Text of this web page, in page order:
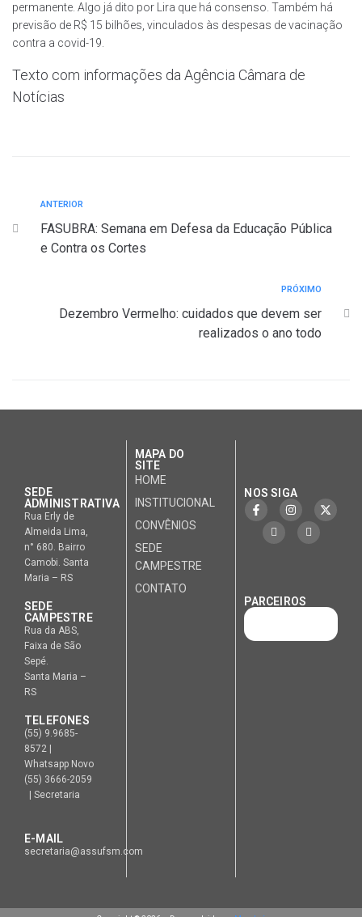
permanente. Algo já dito por Lira que há consenso. Também há
previsão de R$ 15 bilhões, vinculados às despesas de vacinação
contra a covid-19.
Texto com informações da Agência Câmara de
Notícias
ANTERIOR
FASUBRA: Semana em Defesa da Educação Pública
e Contra os Cortes
PRÓXIMO
Dezembro Vermelho: cuidados que devem ser
realizados o ano todo
SEDE
ADMINISTRATIVA
Rua Erly de
Almeida Lima,
n° 680. Bairro
Camobi. Santa
Maria – RS
SEDE
CAMPESTRE
Rua da ABS,
Faixa de São
Sepé.
Santa Maria –
RS
TELEFONES
(55) 9.9685-
8572 |
Whatsapp Novo
(55) 3666-2059
| Secretaria
E-MAIL
secretaria@assufsm.com
MAPA DO
SITE
HOME
INSTITUCIONAL
CONVÊNIOS
SEDE
CAMPESTRE
CONTATO
NOS SIGA
PARCEIROS